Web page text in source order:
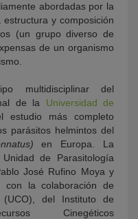
abordadas por la
y composición
(un grupo diverso de
de un organismo
multidisciplinar del
de la Universidad de
más completo
parásitos helmintos del
en Europa. La
de Parasitología
José Rufino Moya y
con la colaboración de
(UCO), del Instituto de
Cinegéticos